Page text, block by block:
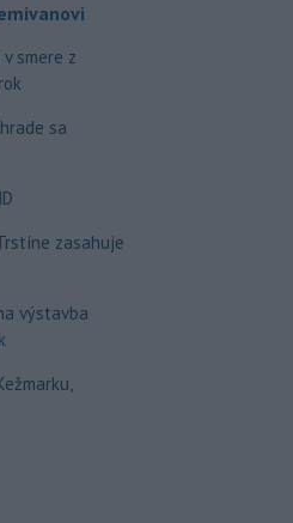
smere z
sa
zasahuje
výstavba